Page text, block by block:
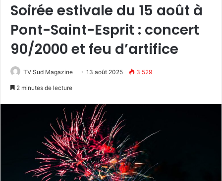
Soirée estivale du 15 août à
Pont-Saint-Esprit : concert
90/2000 et feu d’artifice
TV Sud Magazine 13 août 2025 3 529
2 minutes de lecture